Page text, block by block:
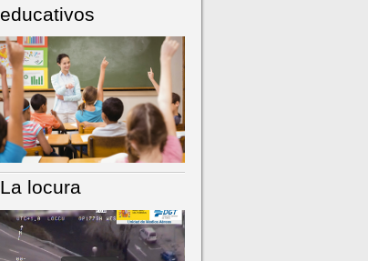
educativos
La locura